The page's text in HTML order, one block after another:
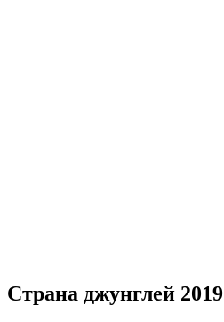
Страна джунглей 2019